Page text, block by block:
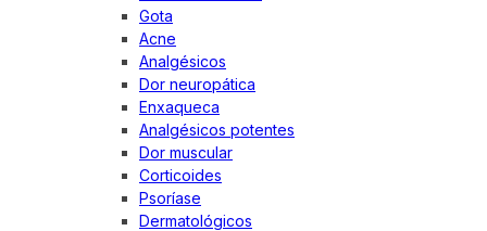
Gota
Acne
Analgésicos
Dor neuropática
Enxaqueca
Analgésicos potentes
Dor muscular
Corticoides
Psoríase
Dermatológicos